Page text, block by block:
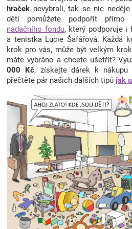
hraček nevybrali, tak se nic
děti pomůžete podpořit přímo
nadačního fondu, který podporuje i
a tenistka Lucie Šafářová. Každá
krok pro vás, může být velkým
máte vybráno a chcete ušetřit?
000 Kč, získejte dárek k nákupu
přečtěte pár našich dalších tipů jak